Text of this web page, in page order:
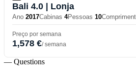
Bali 4.0 | Lonja
Ano 2017Cabinas 4Pessoas 10
Preço por semana
1,578 €/ semana
— Questions